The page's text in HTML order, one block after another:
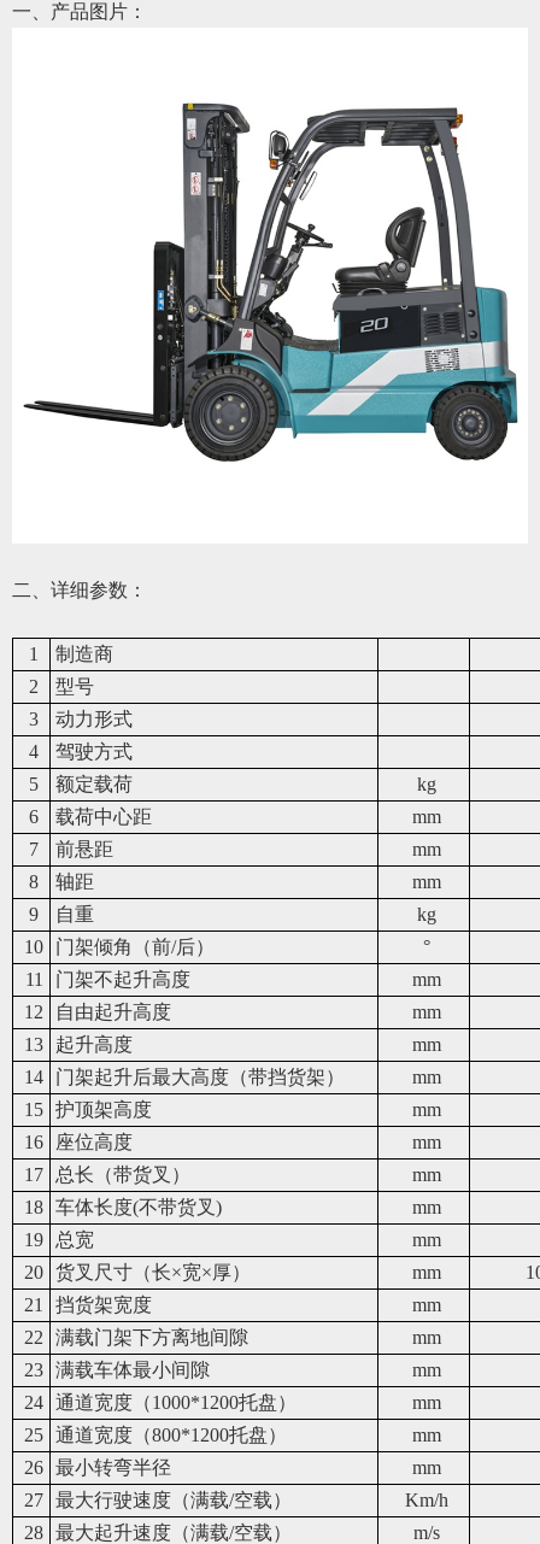
一、产品图片：
二、详细参数：
1
制造商
2
型号
3
动力形式
4
驾驶方式
5
额定载荷
kg
6
载荷中心距
mm
7
前悬距
mm
8
轴距
mm
9
自重
kg
10
门架倾角（前/后）
°
11
门架不起升高度
mm
12
自由起升高度
mm
13
起升高度
mm
14
门架起升后最大高度（带挡货架）
mm
15 护顶架高度
mm
16
座位高度
mm
17
总长（带货叉）
mm
18 车体长度(不带货叉)
mm
19
总宽
mm
20 货叉尺寸（长×宽×厚） mm
21
挡货架宽度
mm
22
满载门架下方离地间隙
mm
23 满载车体最小间隙
mm
24 通道宽度（1000*1200托盘）
mm
25 通道宽度（800*1200托盘）
mm
26 最小转弯半径
mm
27 最大行驶速度（满载/空载）
Km/h
28 最大起升速度（满载/空载）
m/s